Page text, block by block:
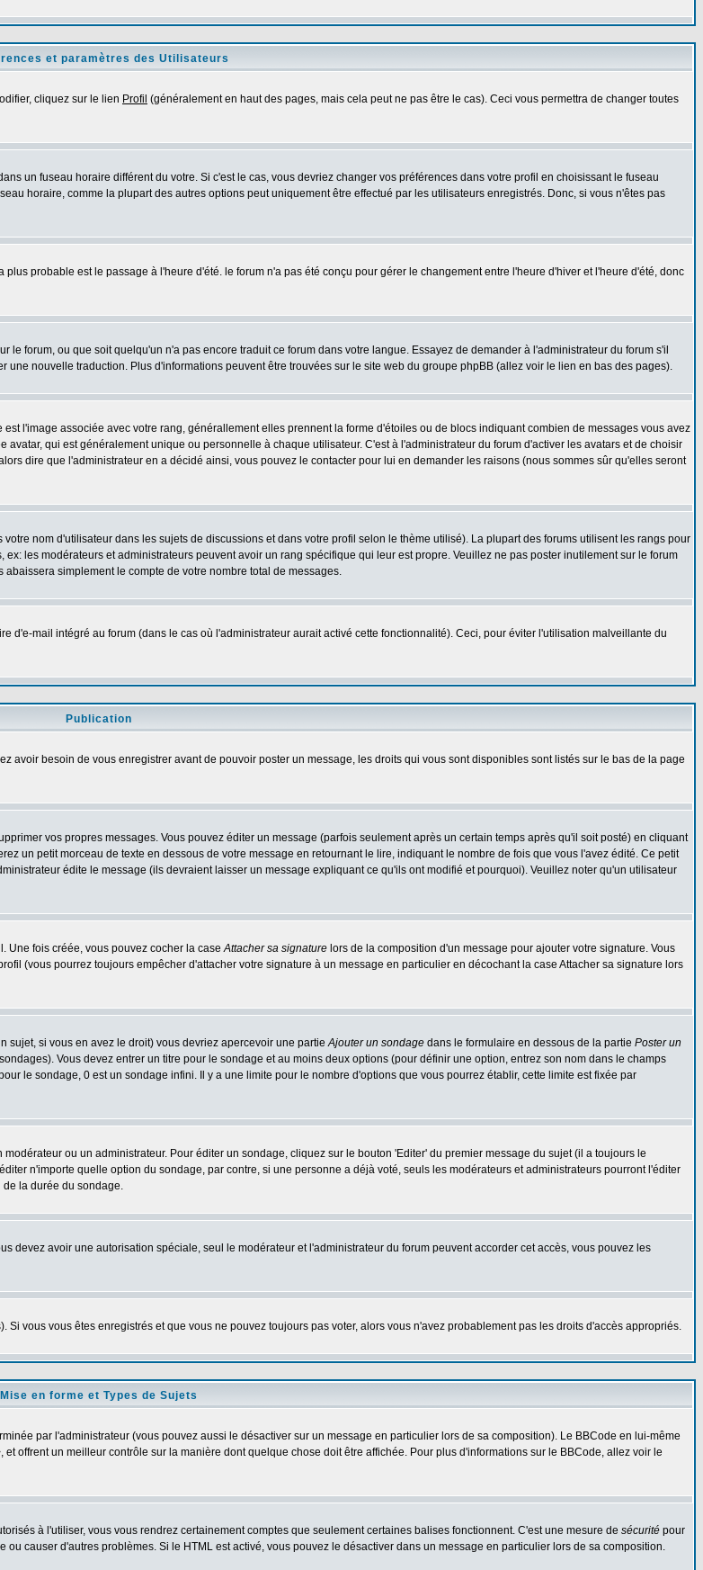
et paramètres des Utilisateurs
cliquez sur le lien Profil (généralement en haut des pages, mais cela peut ne pas être le cas). Ceci vous permettra de changer toutes
un fuseau horaire différent du votre. Si c'est le cas, vous devriez changer vos préférences dans votre profil en choisissant le fuseau
horaire, comme la plupart des autres options peut uniquement être effectué par les utilisateurs enregistrés. Donc, si vous n'êtes pas
probable est le passage à l'heure d'été. le forum n'a pas été conçu pour gérer le changement entre l'heure d'hiver et l'heure d'été, donc
forum, ou que soit quelqu'un n'a pas encore traduit ce forum dans votre langue. Essayez de demander à l'administrateur du forum s'il
nouvelle traduction. Plus d'informations peuvent être trouvées sur le site web du groupe phpBB (allez voir le lien en bas des pages).
l'image associée avec votre rang, générallement elles prennent la forme d'étoiles ou de blocs indiquant combien de messages vous avez
qui est généralement unique ou personnelle à chaque utilisateur. C'est à l'administrateur du forum d'activer les avatars et de choisir
dire que l'administrateur en a décidé ainsi, vous pouvez le contacter pour lui en demander les raisons (nous sommes sûr qu'elles seront
nom d'utilisateur dans les sujets de discussions et dans votre profil selon le thème utilisé). La plupart des forums utilisent les rangs pour
les modérateurs et administrateurs peuvent avoir un rang spécifique qui leur est propre. Veuillez ne pas poster inutilement sur le forum
simplement le compte de votre nombre total de messages.
d'e-mail intégré au forum (dans le cas où l'administrateur aurait activé cette fonctionnalité). Ceci, pour éviter l'utilisation malveillante du
Publication
avoir besoin de vous enregistrer avant de pouvoir poster un message, les droits qui vous sont disponibles sont listés sur le bas de la page
vos propres messages. Vous pouvez éditer un message (parfois seulement après un certain temps après qu'il soit posté) en cliquant
un petit morceau de texte en dessous de votre message en retournant le lire, indiquant le nombre de fois que vous l'avez édité. Ce petit
édite le message (ils devraient laisser un message expliquant ce qu'ils ont modifié et pourquoi). Veuillez noter qu'un utilisateur
Une fois créée, vous pouvez cocher la caseAttacher sa signature lors de la composition d'un message pour ajouter votre signature. Vous
(vous pourrez toujours empêcher d'attacher votre signature à un message en particulier en décochant la case Attacher sa signature lors
sujet, si vous en avez le droit) vous devriez apercevoir une partieAjouter un sondage dans le formulaire en dessous de la partie Poster un
Vous devez entrer un titre pour le sondage et au moins deux options (pour définir une option, entrez son nom dans le champs
le sondage, 0 est un sondage infini. Il y a une limite pour le nombre d'options que vous pourrez établir, cette limite est fixée par
ou un administrateur. Pour éditer un sondage, cliquez sur le bouton 'Editer' du premier message du sujet (il a toujours le
n'importe quelle option du sondage, par contre, si une personne a déjà voté, seuls les modérateurs et administrateurs pourront l'éditer
la durée du sondage.
devez avoir une autorisation spéciale, seul le modérateur et l'administrateur du forum peuvent accorder cet accès, vous pouvez les
vous vous êtes enregistrés et que vous ne pouvez toujours pas voter, alors vous n'avez probablement pas les droits d'accès appropriés.
Mise en forme et Types de Sujets
par l'administrateur (vous pouvez aussi le désactiver sur un message en particulier lors de sa composition). Le BBCode en lui-même
offrent un meilleur contrôle sur la manière dont quelque chose doit être affichée. Pour plus d'informations sur le BBCode, allez voir le
à l'utiliser, vous vous rendrez certainement comptes que seulement certaines balises fonctionnent. C'est une mesure de sécurité pour
causer d'autres problèmes. Si le HTML est activé, vous pouvez le désactiver dans un message en particulier lors de sa composition.